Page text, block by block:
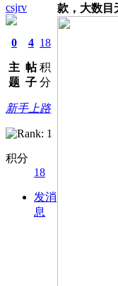
csjrv
0
主
题
4
帖
子
18
积
分
新手上路
积分
18
发消
息
款，大数目